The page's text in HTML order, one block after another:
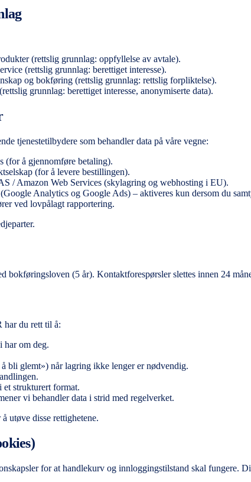
(rettslig grunnlag: oppfyllelse av avtale).
(rettslig grunnlag: berettiget interesse).
og bokføring (rettslig grunnlag: rettslig forpliktelse).
grunnlag: berettiget interesse, anonymiserte data).
tjenestetilbydere som behandler data på våre vegne:
(for å gjennomføre betaling).
(for å levere bestillingen).
/ Amazon Web Services (skylagring og webhosting i EU).
Analytics og Google Ads) – aktiveres kun dersom du
ved lovpålagt rapportering.
bokføringsloven (5 år). Kontaktforespørsler slettes innen 24
har du rett til å:
har om deg.
bli glemt») når lagring ikke lenger er nødvendig.
et strukturert format.
vi behandler data i strid med regelverket.
å utøve disse rettighetene.
for at handlekurv og innloggingstilstand skal fungere.